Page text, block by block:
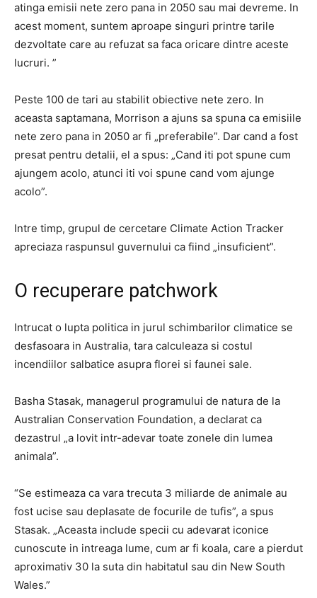
atinga emisii nete zero pana in 2050 sau mai devreme. In
acest moment, suntem aproape singuri printre tarile
dezvoltate care au refuzat sa faca oricare dintre aceste
lucruri. ”
Peste 100 de tari au stabilit obiective nete zero. In
aceasta saptamana, Morrison a ajuns sa spuna ca emisiile
nete zero pana in 2050 ar fi „preferabile”. Dar cand a fost
presat pentru detalii, el a spus: „Cand iti pot spune cum
ajungem acolo, atunci iti voi spune cand vom ajunge
acolo”.
Intre timp, grupul de cercetare Climate Action Tracker
apreciaza raspunsul guvernului ca fiind „insuficient”.
O recuperare patchwork
Intrucat o lupta politica in jurul schimbarilor climatice se
desfasoara in Australia, tara calculeaza si costul
incendiilor salbatice asupra florei si faunei sale.
Basha Stasak, managerul programului de natura de la
Australian Conservation Foundation, a declarat ca
dezastrul „a lovit intr-adevar toate zonele din lumea
animala”.
“Se estimeaza ca vara trecuta 3 miliarde de animale au
fost ucise sau deplasate de focurile de tufis”, a spus
Stasak. „Aceasta include specii cu adevarat iconice
cunoscute in intreaga lume, cum ar fi koala, care a pierdut
aproximativ 30 la suta din habitatul sau din New South
Wales.”